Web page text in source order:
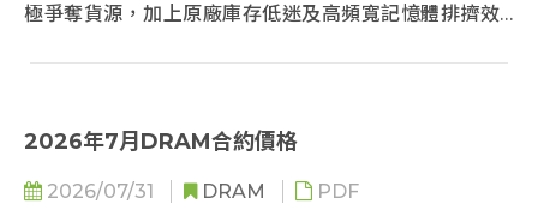
極爭奪貨源，加上原廠庫存低迷及高頻寬記憶體排擠效
2026年7月DRAM合約價格
2026/07/31 DRAM
PDF